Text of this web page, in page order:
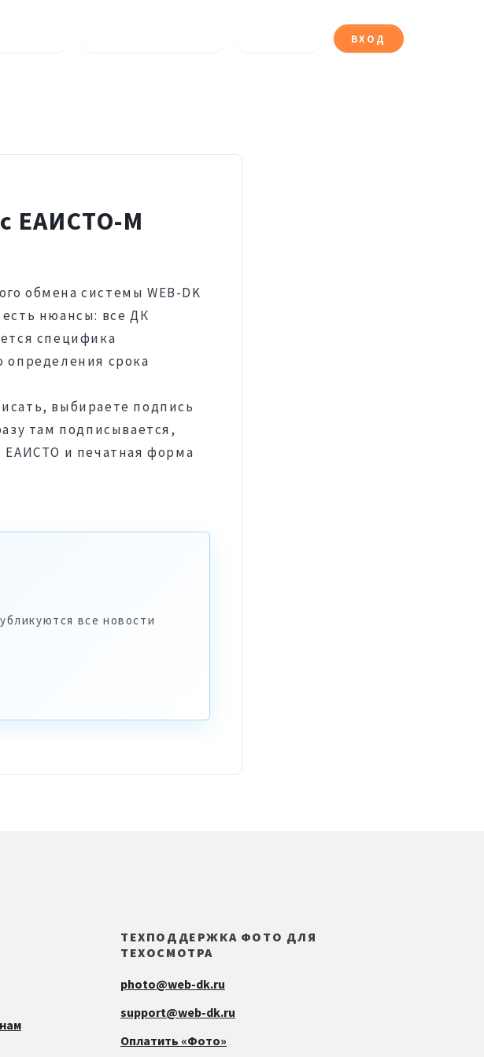
ВХОД
ЕАИСТО-М
обмена системы WEB-DK
нюансы: все ДК
специфика
определения срока
выбираете подпись
там подписывается,
ЕАИСТО и печатная форма
все новости
ТЕХПОДДЕРЖКА ФОТО ДЛЯ
ТЕХОСМОТРА
photo@web-dk.ru
support@web-dk.ru
Оплатить «Фото»